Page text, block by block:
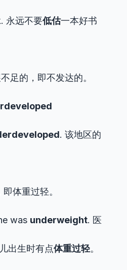
永远不要低估一本好书
足的，即不发达的。
. 该地区的
体重过轻。
was underweight. 医
出生时有点体重过轻。